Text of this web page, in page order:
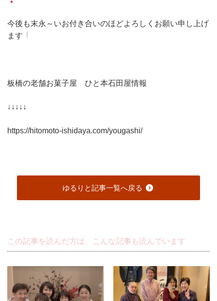
今後も末永～いお付き合いのほどよろしくお願い申し上げ
ます
板橋の老舗お菓子屋 ひと本石田屋情報
↓↓↓↓↓
https://hitomoto-ishidaya.com/yougashi/
ゆるりと記事一覧へ戻る
この記事を読んだ方は、こんな記事も読んでいます